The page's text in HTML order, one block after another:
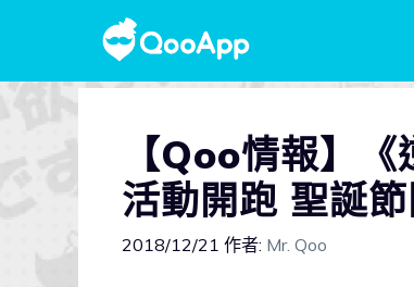
【Qoo情報】
活動開跑 聖誕
2018/12/21 作者: Mr. Qoo